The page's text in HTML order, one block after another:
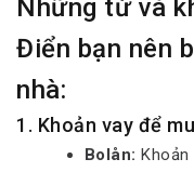
Những từ và
Điển bạn nên
nhà:
1. Khoản vay để
Bolån: